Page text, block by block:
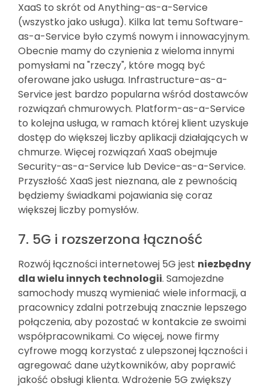
XaaS to skrót od Anything-as-a-Service
(wszystko jako usługa). Kilka lat temu Software-
as-a-Service było czymś nowym i innowacyjnym.
Obecnie mamy do czynienia z wieloma innymi
pomysłami na "rzeczy", które mogą być
oferowane jako usługa. Infrastructure-as-a-
Service jest bardzo popularna wśród dostawców
rozwiązań chmurowych. Platform-as-a-Service
to kolejna usługa, w ramach której klient uzyskuje
dostęp do większej liczby aplikacji działających w
chmurze. Więcej rozwiązań XaaS obejmuje
Security-as-a-Service lub Device-as-a-Service.
Przyszłość XaaS jest nieznana, ale z pewnością
będziemy świadkami pojawiania się coraz
większej liczby pomysłów.
7. 5G i rozszerzona łączność
Rozwój łączności internetowej 5G jest niezbędny
dla wielu innych technologii. Samojezdne
samochody muszą wymieniać wiele informacji, a
pracownicy zdalni potrzebują znacznie lepszego
połączenia, aby pozostać w kontakcie ze swoimi
współpracownikami. Co więcej, nowe firmy
cyfrowe mogą korzystać z ulepszonej łączności i
agregować dane użytkowników, aby poprawić
jakość obsługi klienta. Wdrożenie 5G zwiększy